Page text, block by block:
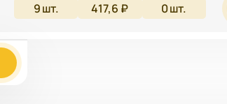
9шт. 417,6 ₽ 0шт.